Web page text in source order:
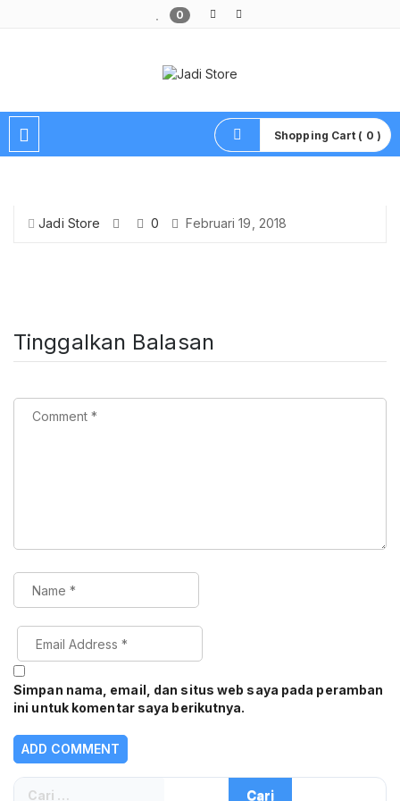
0
Shopping Cart ( 0 )
Jadi Store 0 Februari 19, 2018
Tinggalkan Balasan
Simpan nama, email, dan situs web saya pada peramban
ini untuk komentar saya berikutnya.
Cari